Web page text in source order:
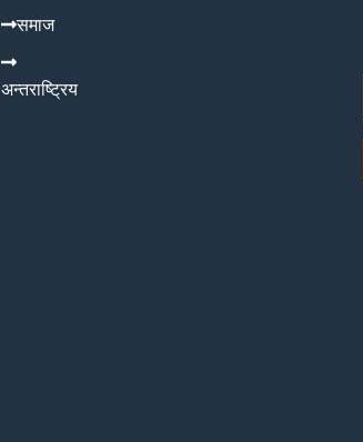
समाज
अन्तराष्ट्रिय